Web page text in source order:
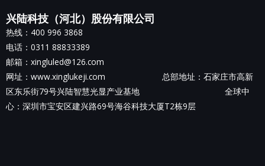
兴陆科技（河北）股份有限公司
热线：400 996 3868
电话：0311 88833389
邮箱：xingluled@126.com
网址：www.xinglukeji.com 总部地址： 石家庄市高新
区东乐街79号兴陆智慧光显产业基地 全球中
心：深圳市宝安区建兴路69号海谷科技大厦T2栋9层